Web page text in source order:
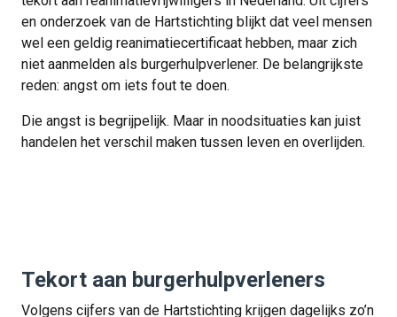
en onderzoek van de Hartstichting blijkt dat veel mensen
wel een geldig reanimatiecertificaat hebben, maar zich
niet aanmelden als burgerhulpverlener. De belangrijkste
reden: angst om iets fout te doen.
Die angst is begrijpelijk. Maar in noodsituaties kan juist
handelen het verschil maken tussen leven en overlijden.
Tekort aan burgerhulpverleners
Volgens cijfers van de Hartstichting krijgen dagelijks zo’n